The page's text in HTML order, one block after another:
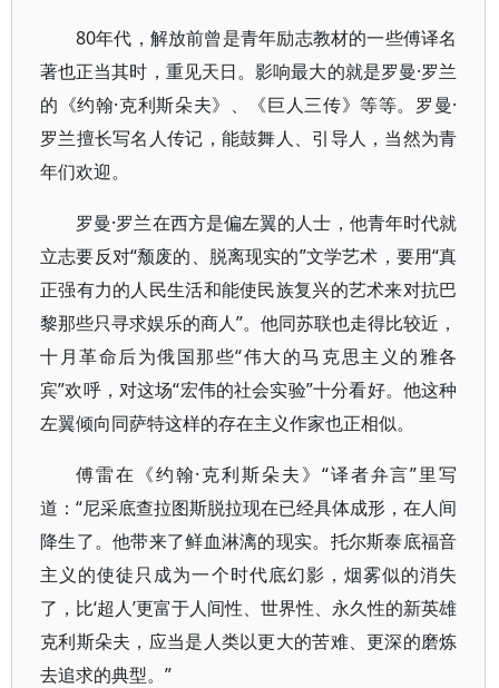
80年代，解放前曾是青年励志教材的一些傅译名
著也正当其时，重见天日。影响最大的就是罗曼·罗兰
的《约翰·克利斯朵夫》、《巨人三传》等等。罗曼·
罗兰擅长写名人传记，能鼓舞人、引导人，当然为青
年们欢迎。
罗曼·罗兰在西方是偏左翼的人士，他青年时代就
立志要反对“颓废的、脱离现实的”文学艺术，要用“真
正强有力的人民生活和能使民族复兴的艺术来对抗巴
黎那些只寻求娱乐的商人”。他同苏联也走得比较近，
十月革命后为俄国那些“伟大的马克思主义的雅各
宾”欢呼，对这场“宏伟的社会实验”十分看好。他这种
左翼倾向同萨特这样的存在主义作家也正相似。
傅雷在《约翰·克利斯朵夫》“译者弁言”里写
道：“尼采底查拉图斯脱拉现在已经具体成形，在人间
降生了。他带来了鲜血淋漓的现实。托尔斯泰底福音
主义的使徒只成为一个时代底幻影，烟雾似的消失
了，比‘超人’更富于人间性、世界性、永久性的新英雄
克利斯朵夫，应当是人类以更大的苦难、更深的磨炼
去追求的典型。”